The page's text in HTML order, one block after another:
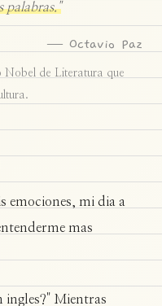
palabras."
— Octavio Paz
Nobel de Literatura que
emociones, mi dia a
mas
ingles?" Mientras